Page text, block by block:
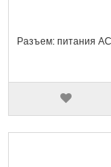
Разъем: питания